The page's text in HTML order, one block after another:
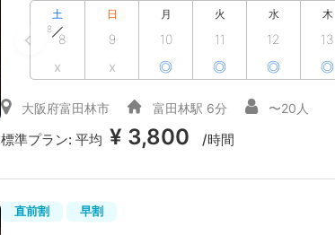
土
8
8
x
日
9
x
月
10
◎
火
11
◎
水
12
◎
木
13
◎
大阪府富田林市 富田林駅 6分 〜20人
標準プラン:平均 ¥ 3,800 /時間
直前割 早割